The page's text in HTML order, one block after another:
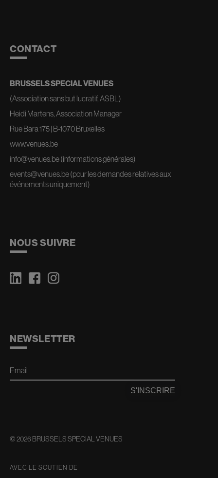
CONTACT
BRUSSELS SPECIAL VENUES
(Association sans but lucratif, ASBL)
Heidi Martens, Association Manager
Rue Bara 175 | B-1070 Bruxelles
www.venues.be
info@venues.be(informations générales)
events@venues.be(pour les demandes relatives aux
événements uniquement)
NOUS SUIVRE
NEWSLETTER
Email
S'INSCRIRE
© 2026 BRUSSELS SPECIAL VENUES
AVEC LE SOUTIEN DE